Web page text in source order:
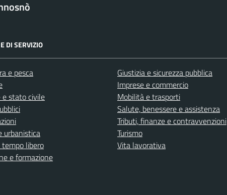
DI SERVIZIO
e pesca
e stato civile
urbanistica
libero
e formazione
Giustizia e sicurezza pubblica
Imprese e commercio
Mobilità e trasporti
Salute, benessere e assistenza
Tributi, finanze e contravvenzioni
Turismo
Vita lavorativa